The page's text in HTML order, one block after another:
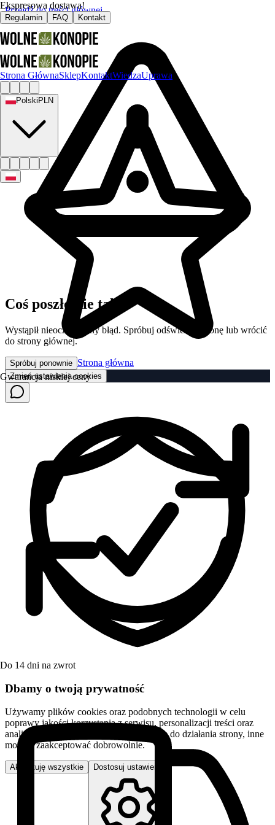
Przejdź do treści głównej
Ekspresowa dostawa!
Regulamin FAQ Kontakt
Strona GłównaSklepKontaktWiedzaUprawa
Polski PLN
Gwarancja niskiej ceny
Do 14 dni na zwrot
Coś poszło nie tak
Wystąpił nieoczekiwany błąd. Spróbuj odświeżyć stronę lub wrócić
do strony głównej.
Spróbuj ponownie Strona główna
Zmień ustawienia cookies
Dbamy o twoją prywatność
Używamy plików cookies oraz podobnych technologii w celu
poprawy jakości korzystania z serwisu, personalizacji treści oraz
analizy ruchu. Niektóre pliki są niezbędne do działania strony, inne
możesz zaakceptować dobrowolnie.
Akceptuję wszystkie Dostosuj ustawienia